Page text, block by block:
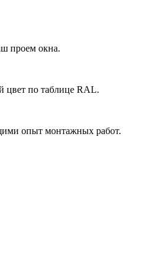
проем окна.
цвет по таблице RAL.
опыт монтажных работ.